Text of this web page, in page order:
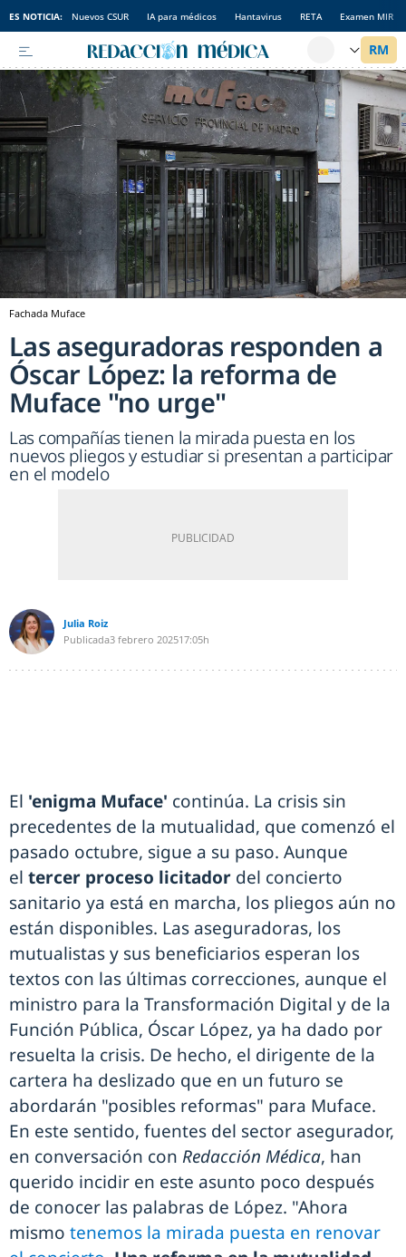
ES NOTICIA: Nuevos CSUR IA para médicos Hantavirus RETA Examen MIR
Fachada Muface
Las aseguradoras responden a
Óscar López: la reforma de
Muface "no urge"
Las compañías tienen la mirada puesta en los
nuevos pliegos y estudiar si presentan a participar
en el modelo
Julia Roiz
Publicada3 febrero 202517:05h
El 'enigma Muface' continúa. La crisis sin
precedentes de la mutualidad, que comenzó el
pasado octubre, sigue a su paso. Aunque
el tercer proceso licitador del concierto
sanitario ya está en marcha, los pliegos aún no
están disponibles. Las aseguradoras, los
mutualistas y sus beneficiarios esperan los
textos con las últimas correcciones, aunque el
ministro para la Transformación Digital y de la
Función Pública, Óscar López, ya ha dado por
resuelta la crisis. De hecho, el dirigente de la
cartera ha deslizado que en un futuro se
abordarán "posibles reformas" para Muface.
En este sentido, fuentes del sector asegurador,
en conversación con Redacción Médica, han
querido incidir en este asunto poco después
de conocer las palabras de López. "Ahora
mismo tenemos la mirada puesta en renovar